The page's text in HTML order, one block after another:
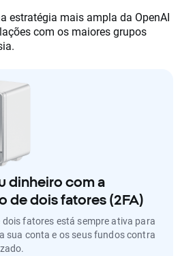
estratégia mais ampla da OpenAI
com os maiores grupos
dinheiro com a
de dois fatores (2FA)
fatores está sempre ativa para
sua conta e os seus fundos contra